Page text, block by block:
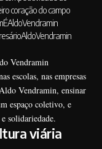
coração do campo
Vendramin
escolas, nas empresas
Vendramin, ensinar
espaço coletivo, e
solidariedade.
viária